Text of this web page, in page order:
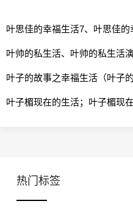
叶思佳的幸福生活7、叶思佳的
叶帅的私生活、叶帅的私生活
叶子的故事之幸福生活（叶子
叶子楣现在的生活；叶子楣现
热门标签